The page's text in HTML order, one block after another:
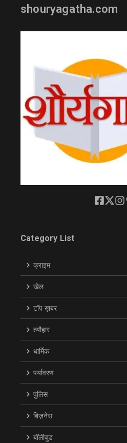
shouryagatha.com
Category List
क्राइम
खेल
टॉप ख़बर
त्यौहार
धार्मिक
पर्यावरण
पुलिस
बिज़नेस
बॉलीवुड